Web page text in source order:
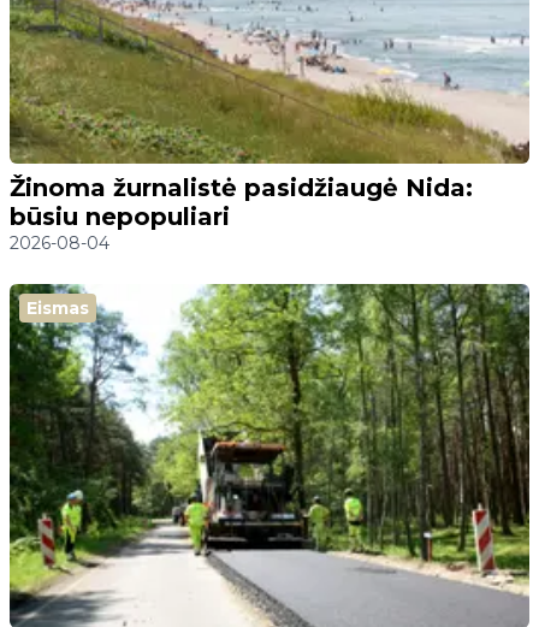
Žinoma žurnalistė pasidžiaugė Nida:
būsiu nepopuliari
2026-08-04
Eismas